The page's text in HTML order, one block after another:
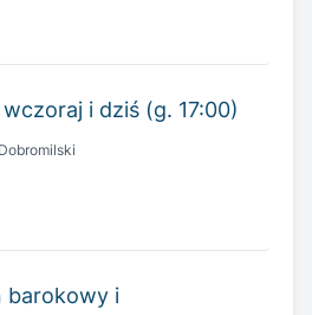
i dziś (g. 17:00)
barokowy i